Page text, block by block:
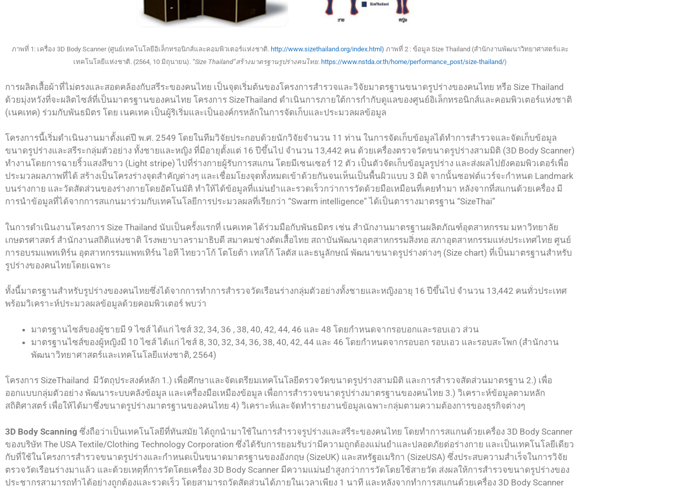
ภาพที่ 1: เครื่อง 3D Body Scanner (ศูนย์เทคโนโลยีอิเล็กทรอนิกส์และคอมพิวเตอร์แห่งชาติ. http://www.sizethailand.org/index.html) ภาพที่ 2 : ข้อมูล Size Thailand (สำนักงานพัฒนาวิทยาศาสตร์และ
เทคโนโลยีแห่งชาติ. (2564, 10 มิถุนายน). “Size Thailand”สร้างมาตรฐานรูปร่างคนไทย. https://www.nstda.or.th/home/performance_post/size-thailand/)
การผลิตเสื้อผ้าที่ไม่ตรงและสอดคล้องกับสรีระของคนไทย เป็นจุดเริ่มต้นของโครงการสำรวจและวิจัยมาตรฐานขนาดรูปร่างของคนไทย หรือ Size Thailand
ด้วยมุ่งหวังที่จะผลิตไซส์ที่เป็นมาตรฐานของคนไทย โครงการ SizeThailand ดำเนินการภายใต้การกำกับดูแลของศูนย์อิเล็กทรอนิกส์และคอมพิวเตอร์แห่งชาติ
(เนคเทค) ร่วมกับพันธมิตร โดย เนคเทค เป็นผู้ริเริ่มและเป็นองค์กรหลักในการจัดเก็บและประมวลผลข้อมูล
โครงการนี้เริ่มดำเนินงานมาตั้งแต่ปี พ.ศ. 2549 โดยในทีมวิจัยประกอบด้วยนักวิจัยจำนวน 11 ท่าน ในการจัดเก็บข้อมูลได้ทำการสำรวจและจัดเก็บข้อมูล
ขนาดรูปร่างและสรีระกลุ่มตัวอย่าง ทั้งชายและหญิง ที่มีอายุตั้งแต่ 16 ปีขึ้นไป จำนวน 13,442 คน ด้วยเครื่องตรวจวัดขนาดรูปร่างสามมิติ (3D Body Scanner)
ทำงานโดยการฉายริ้วแสงสีขาว (Light stripe) ไปที่ร่างกายผู้รับการสแกน โดยมีเซนเซอร์ 12 ตัว เป็นตัวจัดเก็บข้อมูลรูปร่าง และส่งผลไปยังคอมพิวเตอร์เพื่อ
ประมวลผลภาพที่ได้ สร้างเป็นโครงร่างจุดสำคัญต่างๆ และเชื่อมโยงจุดทั้งหมดเข้าด้วยกันจนเห็นเป็นพื้นผิวแบบ 3 มิติ จากนั้นซอฟต์แวร์จะกำหนด Landmark
บนร่างกาย และวัดสัดส่วนของร่างกายโดยอัตโนมัติ ทำให้ได้ข้อมูลที่แม่นยำและรวดเร็วกว่าการวัดด้วยมือเหมือนที่เคยทำมา หลังจากที่สแกนด้วยเครื่อง มี
การนำข้อมูลที่ได้จากการสแกนมาร่วมกับเทคโนโลยีการประมวลผลที่เรียกว่า “Swarm intelligence” ได้เป็นตารางมาตรฐาน “SizeThai”
ในการดำเนินงานโครงการ Size Thailand นับเป็นครั้งแรกที่ เนคเทค ได้ร่วมมือกับพันธมิตร เช่น สำนักงานมาตรฐานผลิตภัณฑ์อุตสาหกรรม มหาวิทยาลัย
เกษตรศาสตร์ สำนักงานสถิติแห่งชาติ โรงพยาบาลรามาธิบดี สมาคมช่างตัดเสื้อไทย สถาบันพัฒนาอุตสาหกรรมสิ่งทอ สภาอุตสาหกรรมแห่งประเทศไทย ศูนย์
การอบรมแพทเทิร์น อุตสาหกรรมแพทเทิร์น ไอที ไทยวาโก้ โตโยต้า เทสโก้ โลตัส และธนูลักษณ์ พัฒนาขนาดรูปร่างต่างๆ (Size chart) ที่เป็นมาตรฐานสำหรับ
รูปร่างของคนไทยโดยเฉพาะ
ทั้งนี้มาตรฐานสำหรับรูปร่างของคนไทยซึ่งได้จากการทำการสำรวจวัดเรือนร่างกลุ่มตัวอย่างทั้งชายและหญิงอายุ 16 ปีขึ้นไป จำนวน 13,442 คนทั่วประเทศ
พร้อมวิเคราะห์ประมวลผลข้อมูลด้วยคอมพิวเตอร์ พบว่า
มาตรฐานไซส์ของผู้ชายมี 9 ไซส์ ได้แก่ ไซส์ 32, 34, 36 , 38, 40, 42, 44, 46 และ 48 โดยกำหนดจากรอบอกและรอบเอว ส่วน
มาตรฐานไซส์ของผู้หญิงมี 10 ไซส์ ได้แก่ ไซส์ 8, 30, 32, 34, 36, 38, 40, 42, 44 และ 46 โดยกำหนดจากรอบอก รอบเอว และรอบสะโพก (สำนักงาน
พัฒนาวิทยาศาสตร์และเทคโนโลยีแห่งชาติ, 2564)
โครงการ SizeThailand มีวัตถุประสงค์หลัก 1.) เพื่อศึกษาและจัดเตรียมเทคโนโลยีตรวจวัดขนาดรูปร่างสามมิติ และการสำรวจสัดส่วนมาตรฐาน 2.) เพื่อ
ออกแบบกลุ่มตัวอย่าง พัฒนาระบบคลังข้อมูล และเครื่องมือเหมืองข้อมูล เพื่อการสำรวจขนาดรูปร่างมาตรฐานของคนไทย 3.) วิเคราะห์ข้อมูลตามหลัก
สถิติศาสตร์ เพื่อให้ได้มาซึ่งขนาดรูปร่างมาตรฐานของคนไทย 4) วิเคราะห์และจัดทำรายงานข้อมูลเฉพาะกลุ่มตามความต้องการของธุรกิจต่างๆ
3D Body Scanning ซึ่งถือว่าเป็นเทคโนโลยีที่ทันสมัย ได้ถูกนำมาใช้ในการสำรวจรูปร่างและสรีระของคนไทย โดยทำการสแกนด้วยเครื่อง 3D Body Scanner
ของบริษัท The USA Textile/Clothing Technology Corporation ซึ่งได้รับการยอมรับว่ามีความถูกต้องแม่นยำและปลอดภัยต่อร่างกาย และเป็นเทคโนโลยีเดียว
กับที่ใช้ในโครงการสำรวจขนาดรูปร่างและกำหนดเป็นขนาดมาตรฐานของอังกฤษ (SizeUK) และสหรัฐอเมริกา (SizeUSA) ซึ่งประสบความสำเร็จในการวิจัย
ตรวจวัดเรือนร่างมาแล้ว และด้วยเหตุที่การวัดโดยเครื่อง 3D Body Scanner มีความแม่นยำสูงกว่าการวัดโดยใช้สายวัด ส่งผลให้การสำรวจขนาดรูปร่างของ
ประชากรสามารถทำได้อย่างถูกต้องและรวดเร็ว โดยสามารถวัดสัดส่วนได้ภายในเวลาเพียง 1 นาที และหลังจากทำการสแกนด้วยเครื่อง 3D Body Scanner